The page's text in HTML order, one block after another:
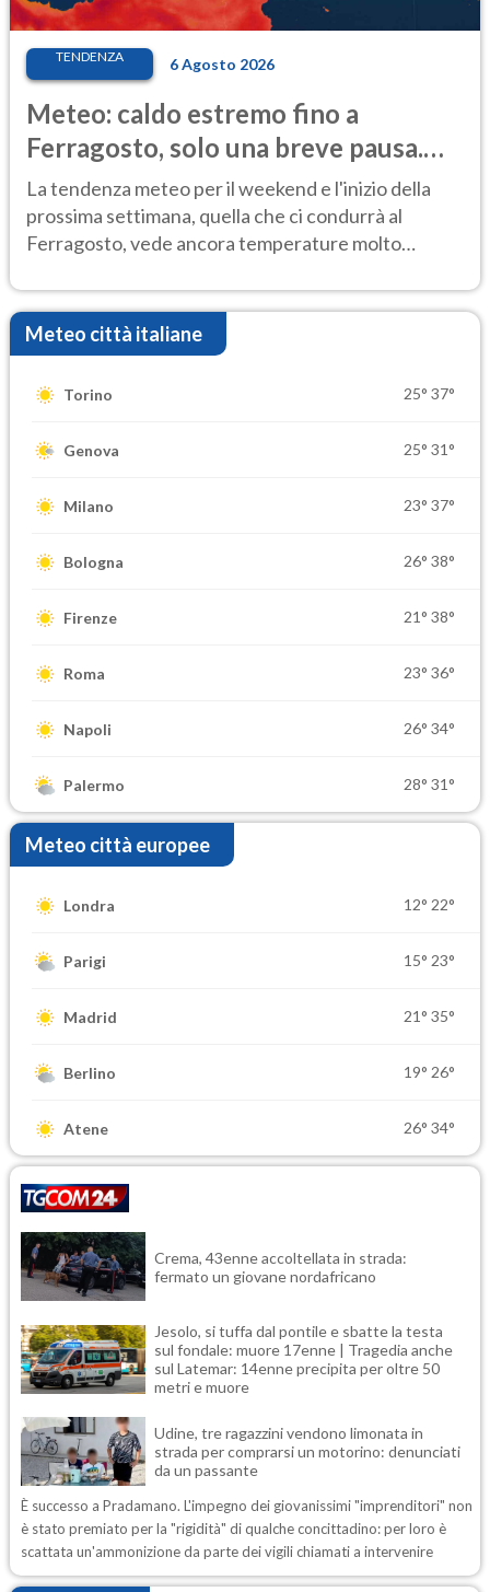
TENDENZA 6 Agosto 2026
Meteo: caldo estremo fino a
Ferragosto, solo una breve pausa.
Ecco dove
La tendenza meteo per il weekend e l'inizio della
prossima settimana, quella che ci condurrà al
Ferragosto, vede ancora temperature molto
Meteo città italiane
Torino 25° 37°
Genova 25° 31°
Milano 23° 37°
Bologna 26° 38°
Firenze 21° 38°
Roma 23° 36°
Napoli 26° 34°
Palermo 28° 31°
Meteo città europee
Londra 12° 22°
Parigi 15° 23°
Madrid 21° 35°
Berlino 19° 26°
Atene 26° 34°
Crema, 43enne accoltellata in strada:
fermato un giovane nordafricano
Jesolo, si tuffa dal pontile e sbatte la testa
sul fondale: muore 17enne | Tragedia anche
sul Latemar: 14enne precipita per oltre 50
metri e muore
Udine, tre ragazzini vendono limonata in
strada per comprarsi un motorino: denunciati
da un passante
È successo a Pradamano. L'impegno dei giovanissimi "imprenditori" non
è stato premiato per la "rigidità" di qualche concittadino: per loro è
scattata un'ammonizione da parte dei vigili chiamati a intervenire